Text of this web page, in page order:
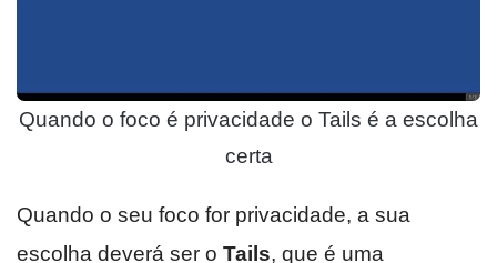
Quando o foco é privacidade o Tails é a escolha
certa
Quando o seu foco for privacidade, a sua
escolha deverá ser o Tails, que é uma